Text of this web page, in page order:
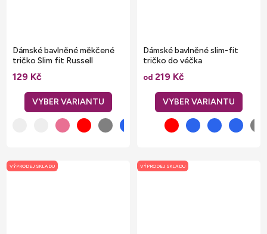
Dámské bavlněné měkčené
tričko Slim fit Russell
129 Kč
Dámské bavlněné slim-fit
tričko do véčka
od 219 Kč
VÝPRODEJ SKLADU VÝPRODEJ SKLADU